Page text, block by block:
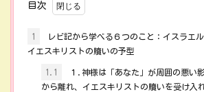
目次
1
レビ記から学べる６つのこと：イスラエ
イエスキリストの贖いの予型
1.1
１.神様は「あなた」が周囲の悪い
から離れ、イエスキリストの贖いを受け入